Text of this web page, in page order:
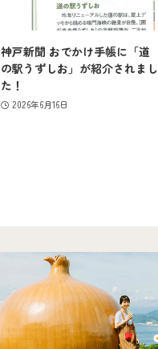
神戸新聞 おでかけ手帳に「道
の駅うずしお」が紹介されまし
た！
2026年6月16日